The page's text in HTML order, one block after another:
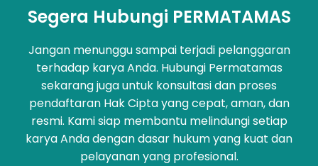
Segera Hubungi PERMATAMAS
Jangan menunggu sampai terjadi pelanggaran
terhadap karya Anda. Hubungi Permatamas
sekarang juga untuk konsultasi dan proses
pendaftaran Hak Cipta yang cepat, aman, dan
resmi. Kami siap membantu melindungi setiap
karya Anda dengan dasar hukum yang kuat dan
pelayanan yang profesional.